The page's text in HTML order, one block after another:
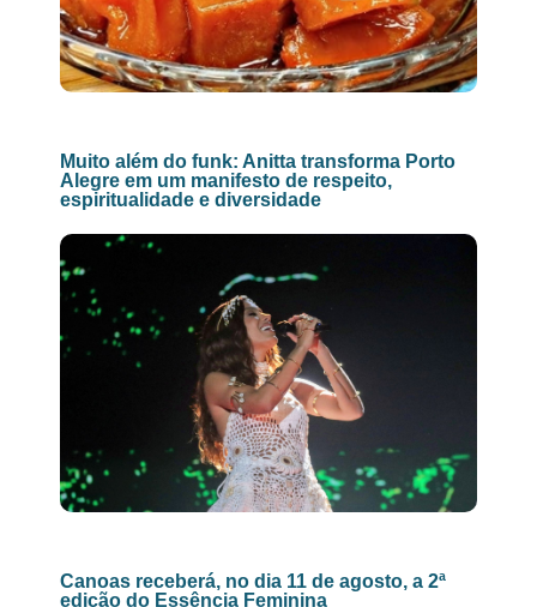
Muito além do funk: Anitta transforma Porto
Alegre em um manifesto de respeito,
espiritualidade e diversidade
Canoas receberá, no dia 11 de agosto, a 2ª
edição do Essência Feminina